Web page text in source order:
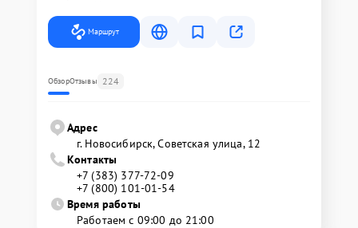
Маршрут
ОбзорОтзывы 224
Адрес
г. Новосибирск, Советская улица, 12
Контакты
+7 (383) 377-72-09
+7 (800) 101-01-54
Время работы
Работаем с 09:00 до 21:00